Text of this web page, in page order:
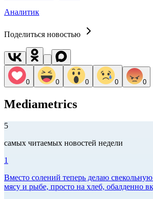
Аналитик
Поделиться новостью
0 0 0 0 0
Mediametrics
5
самых читаемых новостей недели
1
Вместо солений теперь делаю
мясу и рыбе, просто на хлеб, обалденно